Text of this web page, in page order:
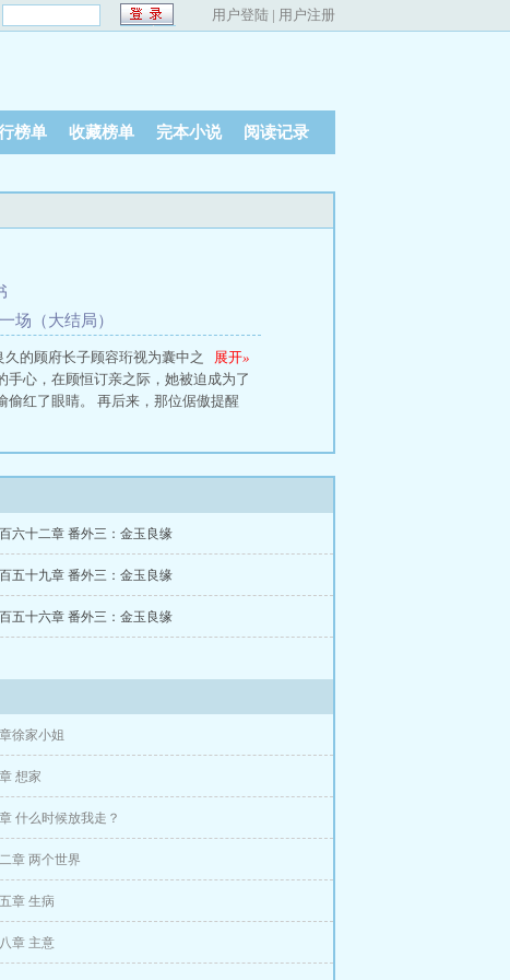
用户登陆 | 用户注册
榜单 收藏榜单 完本小说 阅读记录
场（大结局）
展开»
的顾府长子顾容珩视为囊中之
心，在顾恒订亲之际，她被迫成为了
红了眼睛。 再后来，那位倨傲提醒
六十二章 番外三：金玉良缘
五十九章 番外三：金玉良缘
五十六章 番外三：金玉良缘
徐家小姐
想家
什么时候放我走？
章 两个世界
章 生病
章 主意